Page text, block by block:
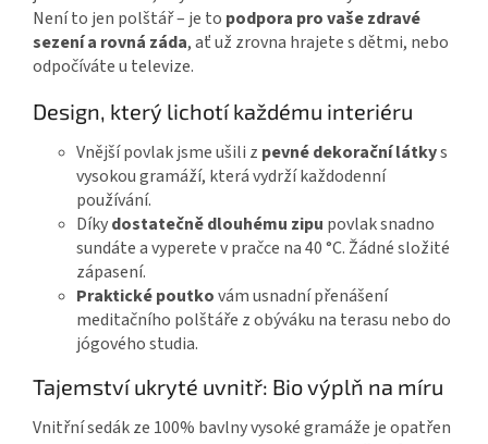
Není to jen polštář – je to podpora pro vaše zdravé
sezení a rovná záda, ať už zrovna hrajete s dětmi, nebo
odpočíváte u televize.
Design, který lichotí každému interiéru
Vnější povlak jsme ušili z pevné dekorační látkys
vysokou gramáží, která vydrží každodenní
používání.
Díkydostatečně dlouhému zipu povlak snadno
sundáte a vyperete v pračce na 40 °C. Žádné složité
zápasení.
Praktické poutkovám usnadní přenášení
meditačního polštáře z obýváku na terasu nebo do
jógového studia.
Tajemství ukryté uvnitř: Bio výplň na míru
Vnitřní sedák ze 100% bavlny vysoké gramáže je opatřen